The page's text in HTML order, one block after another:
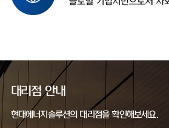
대리점 안내
현대에너지솔루션의 대리점을 확인해보세요.